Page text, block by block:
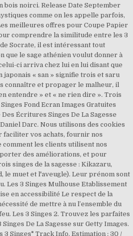
bois noirci. Release Date September
comme on les appelle parfois,
meilleures offres pour Coupe Papier
comprendre la similitude entre les 3
Socrate, il est intéressant tout
que le sage athénien voulut donner à
ci arriva chez lui en lui disant que
japonais « san » signifie trois et saru
connaître et propager le malheur, il
entendre » et « ne rien dire ». Trois
Fond Ecran Images Gratuites
Écritures Singes De La Sagesse
Darc. Nous utilisons des cookies
faciliter vos achats, fournir nos
les clients utilisent nos
des améliorations, et pour
singes de la sagesse : Kikazaru,
le muet et l'aveugle). Leur prénom sont
Les 3 Singes Mulhouse Etablissement
en accessibilité Le respect de la
de mettre à nu l’ensemble du
Les 3 Singes 2. Trouvez les parfaites
De La Sagesse sur Getty Images.
3 Singes" Track Info. Estimation : 30 /